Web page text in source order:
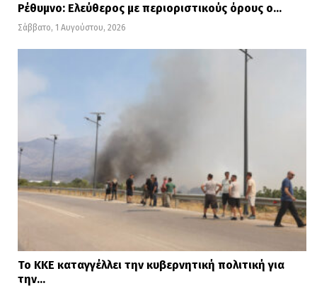
Ρέθυμνο: Ελεύθερος με περιοριστικούς όρους ο…
Σάββατο, 1 Αυγούστου, 2026
Το ΚΚΕ καταγγέλλει την κυβερνητική πολιτική για
την…